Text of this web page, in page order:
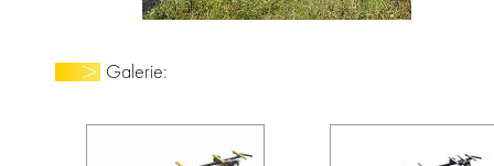
Galerie: